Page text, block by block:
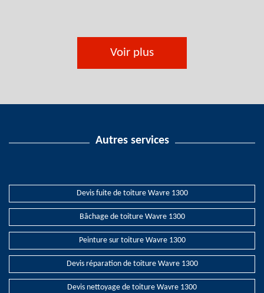
Voir plus
Autres services
Devis fuite de toiture Wavre 1300
Bâchage de toiture Wavre 1300
Peinture sur toiture Wavre 1300
Devis réparation de toiture Wavre 1300
Devis nettoyage de toiture Wavre 1300